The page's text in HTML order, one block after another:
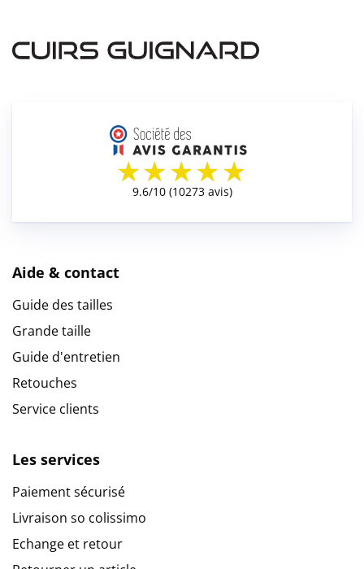
Aide & contact
Guide des tailles
Grande taille
Guide d'entretien
Retouches
Service clients
Les services
Paiement sécurisé
Livraison so colissimo
Echange et retour